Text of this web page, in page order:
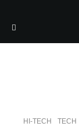
HI-TECH TECH